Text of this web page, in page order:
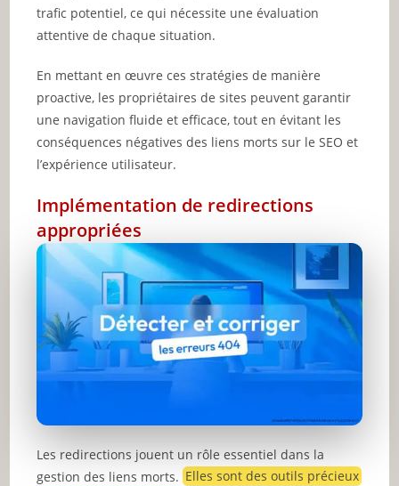
trafic potentiel, ce qui nécessite une évaluation
attentive de chaque situation.
En mettant en œuvre ces stratégies de manière
proactive, les propriétaires de sites peuvent garantir
une navigation fluide et efficace, tout en évitant les
conséquences négatives des liens morts sur le SEO et
l’expérience utilisateur.
Implémentation de redirections
appropriées
Les redirections jouent un rôle essentiel dans la
gestion des liens morts.Elles sont des outils précieux